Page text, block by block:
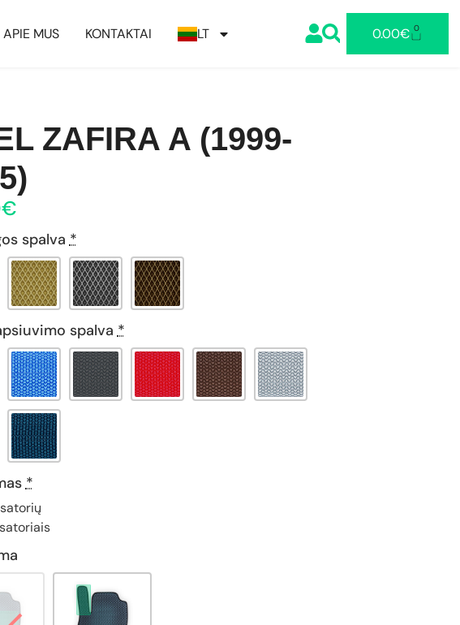
APIE MUS KONTAKTAI LT 0.00€ 0
ZAFIRA A (1999-
€
spalva *
spalva *
*